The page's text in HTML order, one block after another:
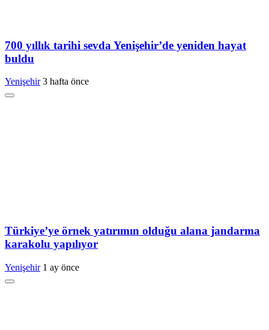
700 yıllık tarihi sevda Yenişehir’de yeniden hayat
buldu
Yenişehir 3 hafta önce
Türkiye’ye örnek yatırımın olduğu alana jandarma
karakolu yapılıyor
Yenişehir 1 ay önce